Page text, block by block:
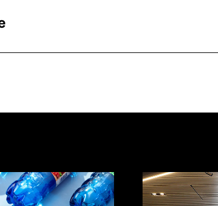
a použiteľnosť – vytvárajú online